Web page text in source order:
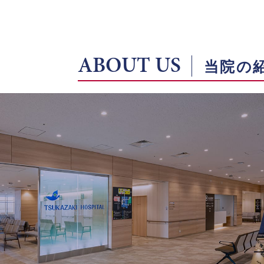
ABOUT US 当院の